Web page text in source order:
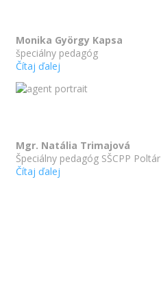
Monika György Kapsa
špeciálny pedagóg
Čítaj ďalej
Mgr. Natália Trimajová
Špeciálny pedagóg SŠCPP Poltár
Čítaj ďalej